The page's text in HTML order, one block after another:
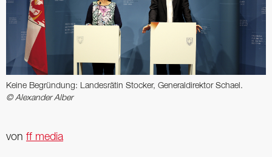
Keine Begründung: Landesrätin Stocker, Generaldirektor Schael.
© Alexander Alber
von ff media